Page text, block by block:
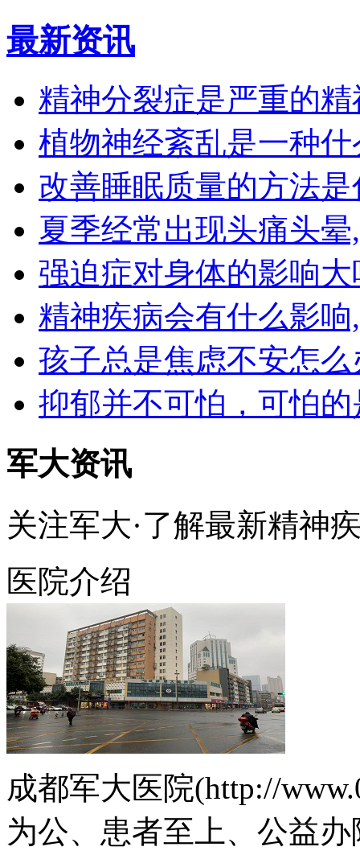
最新资讯
精神分裂症是严重的
植物神经紊乱是一种
改善睡眠质量的方法
夏季经常出现头痛头
强迫症对身体的影响
精神疾病会有什么影
孩子总是焦虑不安怎
抑郁并不可怕，可怕
军大资讯
关注军大·了解最新精神
医院介绍
成都军大医院(http://
为公、患者至上、公益